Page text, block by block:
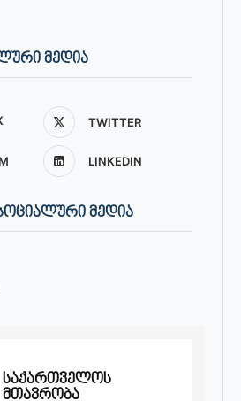
ᲛᲔᲓᲘᲐ
TWITTER
LINKEDIN
ᲛᲔᲓᲘᲐ
საქართველოს
მთავრობა